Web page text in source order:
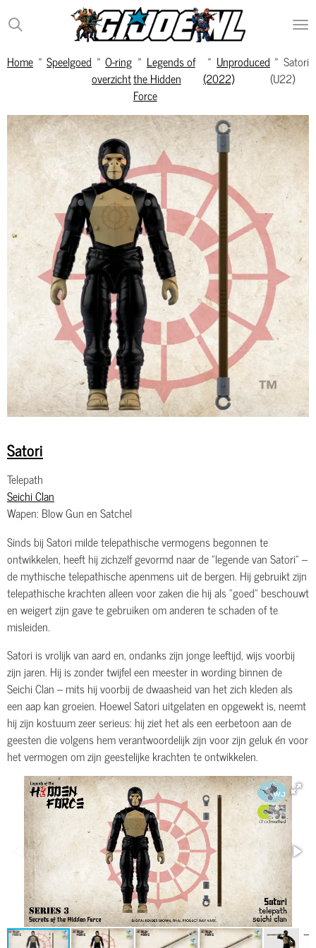
Ga
direct
de
Home » Speelgoed » O-ring
overzicht
» Legends of
the Hidden
Force
» Unproduced
(2022)
» Satori
(U22)
Satori
Telepath
Seichi Clan
Wapen: Blow Gun en Satchel
Sinds bij Satori milde telepathische vermogens begonnen te
ontwikkelen, heeft hij zichzelf gevormd naar de "legende van Satori" –
de mythische telepathische apenmens uit de bergen. Hij gebruikt zijn
telepathische krachten alleen voor zaken die hij als “goed” beschouwt
en weigert zijn gave te gebruiken om anderen te schaden of te
misleiden.
Satori is vrolijk van aard en, ondanks zijn jonge leeftijd, wijs voorbij
zijn jaren. Hij is zonder twijfel een meester in wording binnen de
Seichi Clan – mits hij voorbij de dwaasheid van het zich kleden als
een aap kan groeien. Hoewel Satori uitgelaten en opgewekt is, neemt
hij zijn kostuum zeer serieus: hij ziet het als een eerbetoon aan de
geesten die volgens hem verantwoordelijk zijn voor zijn geluk én voor
het vermogen om zijn geestelijke krachten te ontwikkelen.